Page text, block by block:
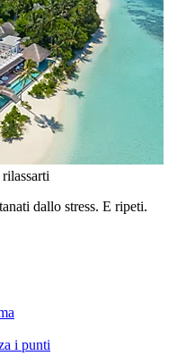
dallo stress. E ripeti.
i punti